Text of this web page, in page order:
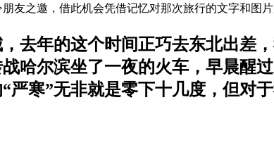
友之邀，借此机会凭借记忆对那次旅行的文字和图
去年的这个时间正巧去东北出差
哈尔滨坐了一夜的火车，早晨醒
严寒”无非就是零下十几度，但对